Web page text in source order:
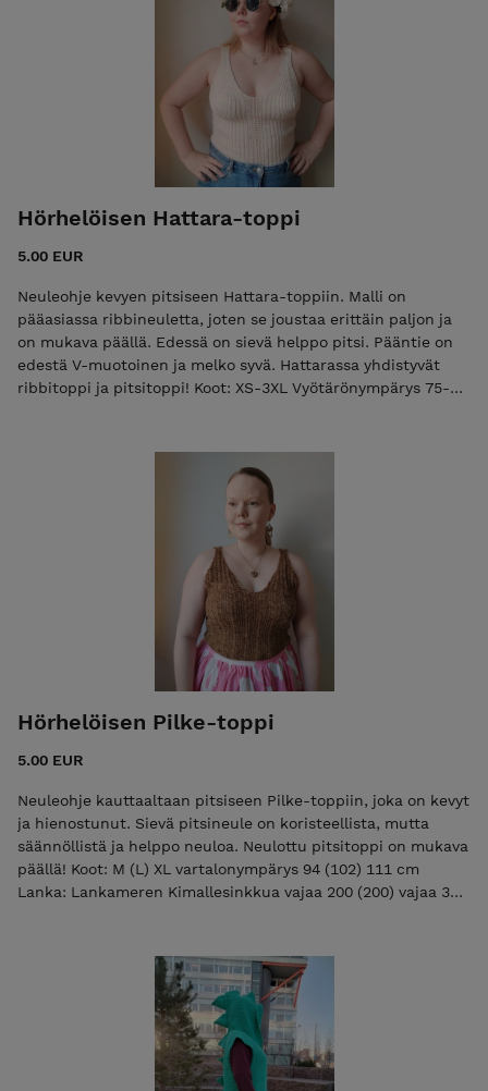
Vaikeustaso: haastava Takki neulotaan kauttaaltaan
pitsineuleella ja lisäksi tehdään kavennuksia ja lisäyksiä.
Pitsikuvio on säännöllistä ja helppoa. Takkia aloittaessa
kannattaa olla kokemusta vähintään yhden villapaidan
Hörhelöisen Hattara-toppi
5.00 EUR
Neuleohje kevyen pitsiseen Hattara-toppiin. Malli on
pääasiassa ribbineuletta, joten se joustaa erittäin paljon ja
on mukava päällä. Edessä on sievä helppo pitsi. Pääntie on
edestä V-muotoinen ja melko syvä. Hattarassa yhdistyvät
ribbitoppi ja pitsitoppi! Koot: XS-3XL Vyötärönympärys 75-
XS-XL 2 vyyhtiä, 2XL-3XL 3 vyyhtiä. Langan paksuus fingering
(100 g = 366 m) ja materiaali 70 % superwash merino, 30 %
silkki. Mallitopin väri Pastellimielipide. Vaikeustaso:
keskitaso Ribbipinta ja pitsi ovat helpot neuloa, mutta
yläosan muotoiluihin tarvitaan vähän kokemusta. Jos olet
aiemmin neulonut sukan, osaat tämänkin!
Hörhelöisen Pilke-toppi
5.00 EUR
Neuleohje kauttaaltaan pitsiseen Pilke-toppiin, joka on kevyt
ja hienostunut. Sievä pitsineule on koristeellista, mutta
säännöllistä ja helppo neuloa. Neulottu pitsitoppi on mukava
päällä! Koot: M (L) XL vartalonympärys 94 (102) 111 cm
Lanka: Lankameren Kimallesinkkua vajaa 200 (200) vajaa 300
keskitaso Pitsiä on paljon, mutta se on helppoa.